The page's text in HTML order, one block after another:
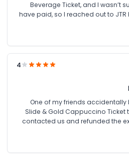
Beverage Ticket, and I wasn’t
have paid, so I reached out to
4
One of my friends accidentally
Slide & Gold Cappuccino Ticket
contacted us and refunded the